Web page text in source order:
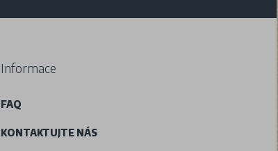
Informace
FAQ
KONTAKTUJTE NÁS